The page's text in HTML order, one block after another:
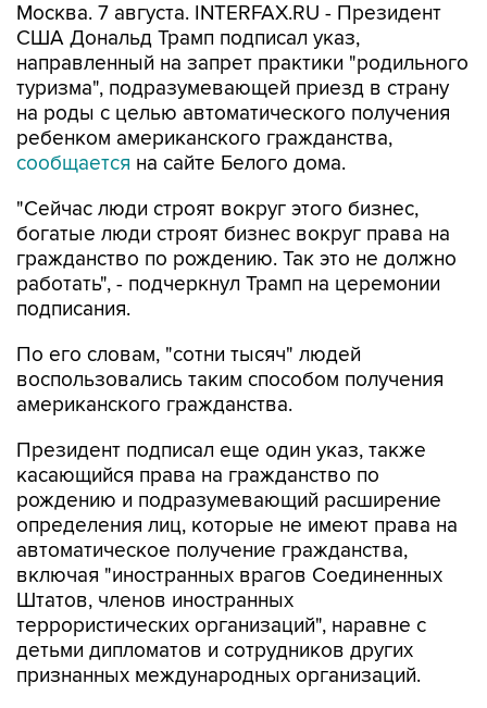
Москва. 7 августа. INTERFAX.RU - Президент
США Дональд Трамп подписал указ,
направленный на запрет практики "родильного
туризма", подразумевающей приезд в страну
на роды с целью автоматического получения
ребенком американского гражданства,
сообщается на сайте Белого дома.
"Сейчас люди строят вокруг этого бизнес,
богатые люди строят бизнес вокруг права на
гражданство по рождению. Так это не должно
работать", - подчеркнул Трамп на церемонии
подписания.
По его словам, "сотни тысяч" людей
воспользовались таким способом получения
американского гражданства.
Президент подписал еще один указ, также
касающийся права на гражданство по
рождению и подразумевающий расширение
определения лиц, которые не имеют права на
автоматическое получение гражданства,
включая "иностранных врагов Соединенных
Штатов, членов иностранных
террористических организаций", наравне с
детьми дипломатов и сотрудников других
признанных международных организаций.